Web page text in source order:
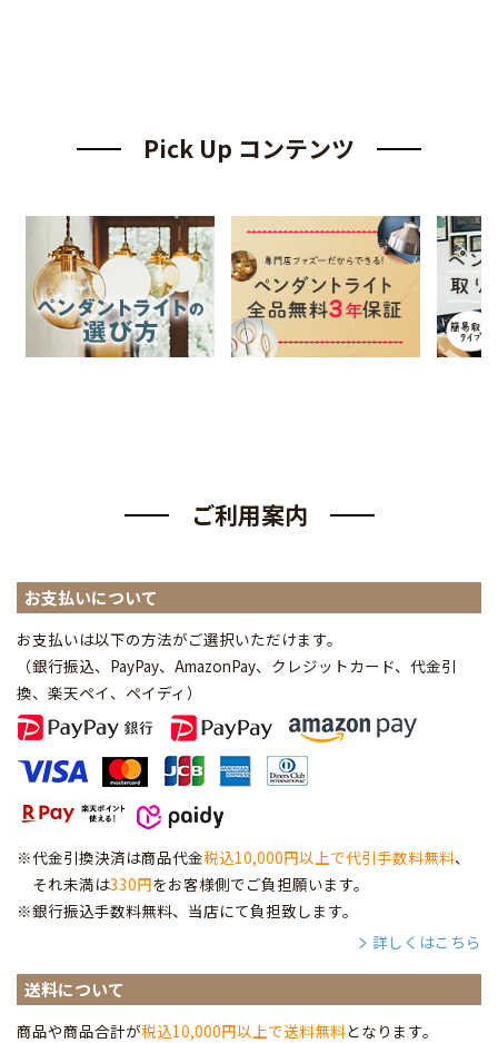
Pick Up コンテンツ
ご利用案内
お支払いについて
お支払いは以下の方法がご選択いただけます。
（銀行振込、PayPay、AmazonPay、クレジットカード、代金引
換、楽天ペイ、ペイディ ）
※代金引換決済は商品代金税込10,000円以上で代引手数料無料、
それ未満は330円をお客様側でご負担願います。
※銀行振込手数料無料、当店にて負担致します。
詳しくはこちら
送料について
商品や商品合計が税込10,000円以上で送料無料となります。